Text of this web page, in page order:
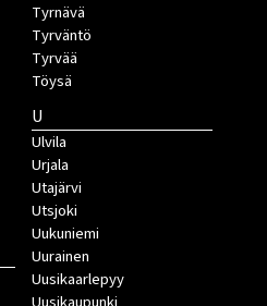
Tyrnävä
Tyrväntö
Tyrvää
Töysä
U
Ulvila
Urjala
Utajärvi
Utsjoki
Uukuniemi
Uurainen
Uusikaarlepyy